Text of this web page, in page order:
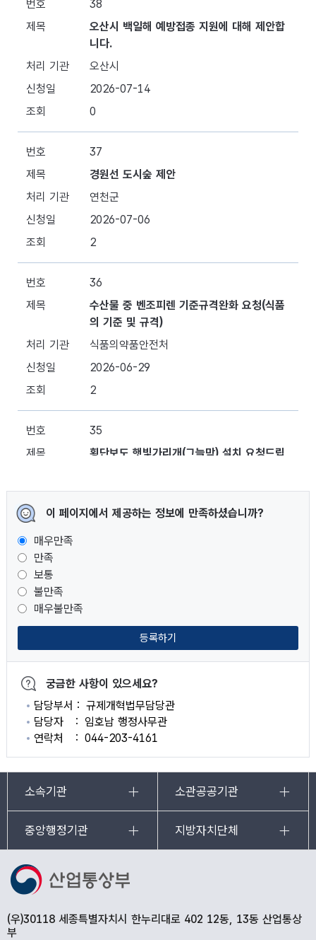
이 페이지에서 제공하는 정보에 만족하셨습니까?
매우만족
만족
보통
불만족
매우불만족
등록하기
궁금한 사항이 있으세요?
담당부서
규제개혁법무담당관
담당자
임호남 행정사무관
연락처
044-203-4161
소속기관 소관공공기관
중앙행정기관 지방자치단체
(우)30118 세종특별자치시 한누리대로 402 12동, 13동 산업통상
부